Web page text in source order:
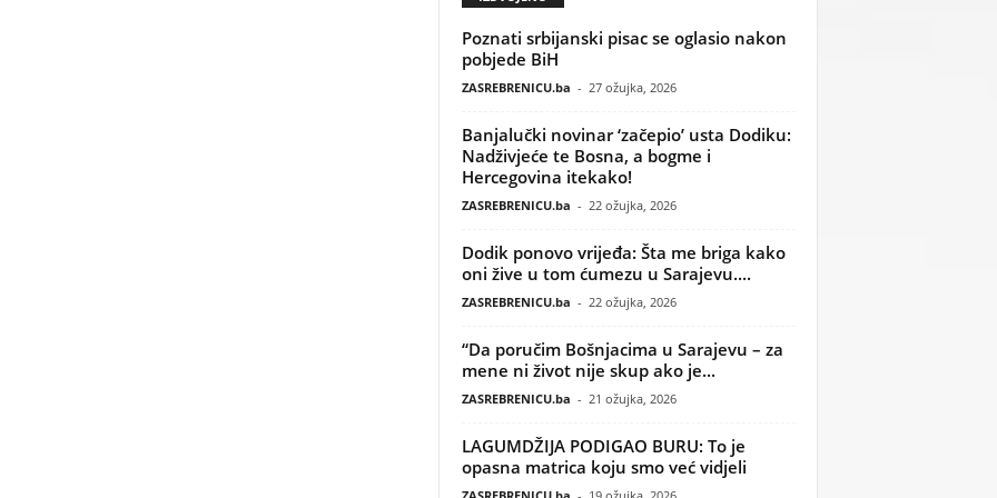
Poznati srbijanski pisac se oglasio nakon
pobjede BiH
ZASREBRENICU.ba - 27 ožujka, 2026
Banjalučki novinar ‘začepio’ usta Dodiku:
Nadživjeće te Bosna, a bogme i
Hercegovina itekako!
ZASREBRENICU.ba - 22 ožujka, 2026
Dodik ponovo vrijeđa: Šta me briga kako
oni žive u tom ćumezu u Sarajevu....
ZASREBRENICU.ba - 22 ožujka, 2026
“Da poručim Bošnjacima u Sarajevu – za
mene ni život nije skup ako je...
ZASREBRENICU.ba - 21 ožujka, 2026
LAGUMDŽIJA PODIGAO BURU: To je
opasna matrica koju smo već vidjeli